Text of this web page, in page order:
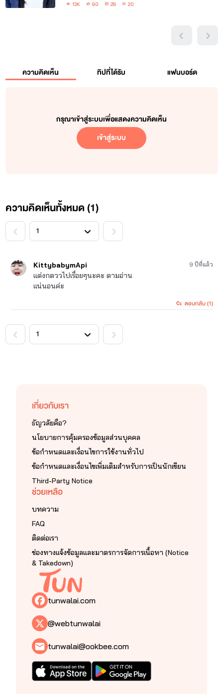
13K 90 28 20
ความคิดเห็น ทิปที่ได้รับ แฟนบอร์ด
กรุณาเข้าสู่ระบบเพื่อแสดงความคิดเห็น
เข้าสู่ระบบ
ความคิดเห็นทั้งหมด (1)
KittybabymApi
แต่งกตววไปเรื่อยๆนะคะ ตามอ่าน
แน่นอนค่ะ
9 ปีที่แล้ว
ตอบกลับ (1)
เกี่ยวกับเรา
ธัญวลัยคือ?
นโยบายการคุ้มครองข้อมูลส่วนบุคคล
ข้อกำหนดและเงื่อนไขการใช้งานทั่วไป
ข้อกำหนดและเงื่อนไขเพิ่มเติมสำหรับการเป็นนักเขียน
Third-Party Notice
ช่วยเหลือ
บทความ
FAQ
ติดต่อเรา
ช่องทางแจ้งข้อมูลและมาตรการจัดการเนื้อหา (Notice
& Takedown)
tunwalai.com
@webtunwalai
tunwalai@ookbee.com